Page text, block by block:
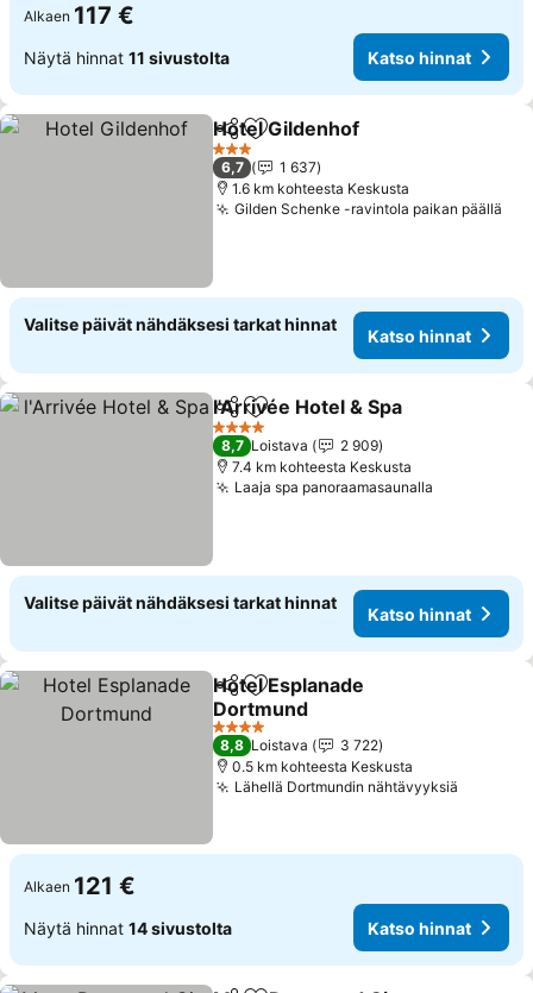
Alkaen 117 €
Näytä hinnat 11 sivustolta Katso hinnat
Jaa Lisää suosikkeihin
Hotel Gildenhof
3 Tähtiluokitus
6,7
1 637
1.6 km kohteesta Keskusta
Gilden Schenke -ravintola paikan päällä
Valitse päivät nähdäksesi tarkat hinnat
Katso hinnat
Jaa Lisää suosikkeihin
l'Arrivée Hotel & Spa
4 Tähtiluokitus
8,7 Loistava
2 909
7.4 km kohteesta Keskusta
Laaja spa panoraamasaunalla
Valitse päivät nähdäksesi tarkat hinnat
Katso hinnat
Jaa Lisää suosikkeihin
Hotel Esplanade
Dortmund
4 Tähtiluokitus
8,8 Loistava
3 722
0.5 km kohteesta Keskusta
Lähellä Dortmundin nähtävyyksiä
Alkaen 121 €
Näytä hinnat 14 sivustolta Katso hinnat